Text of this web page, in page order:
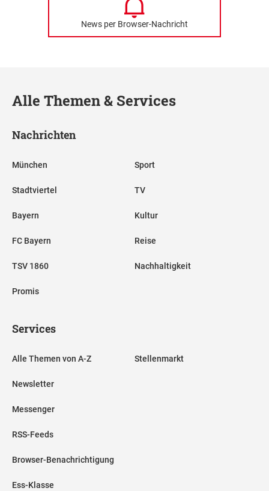
News per Browser-Nachricht
Alle Themen & Services
Nachrichten
München
Stadtviertel
Bayern
FC Bayern
TSV 1860
Promis
Sport
TV
Kultur
Reise
Nachhaltigkeit
Services
Alle Themen von A-Z
Newsletter
Messenger
RSS-Feeds
Browser-Benachrichtigung
Ess-Klasse
Stellenmarkt